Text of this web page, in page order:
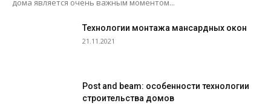
дома является очень важным моментом...
Технологии монтажа мансардных окон
21.11.2021
Post and beam: особенности технологии
строительства домов